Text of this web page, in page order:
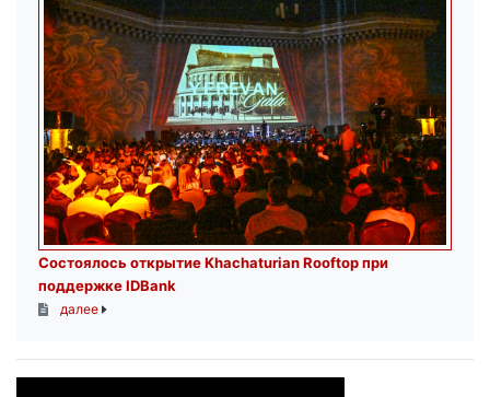
Состоялось открытие Khachaturian Rooftop при
поддержке IDBank
далее